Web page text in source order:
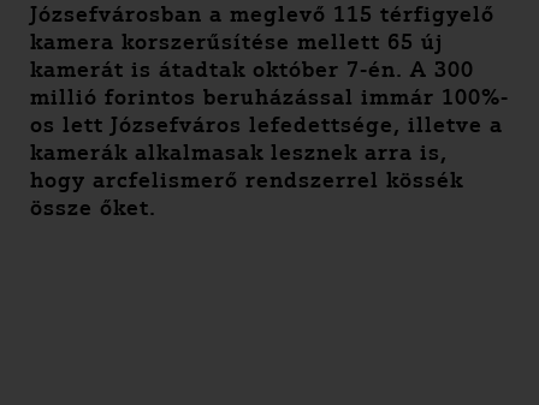
Józsefvárosban a meglevő 115 térfigyelő
kamera korszerűsítése mellett 65 új
kamerát is átadtak október 7-én. A 300
millió forintos beruházással immár 100%-
os lett Józsefváros lefedettsége, illetve a
kamerák alkalmasak lesznek arra is,
hogy arcfelismerő rendszerrel kössék
össze őket.